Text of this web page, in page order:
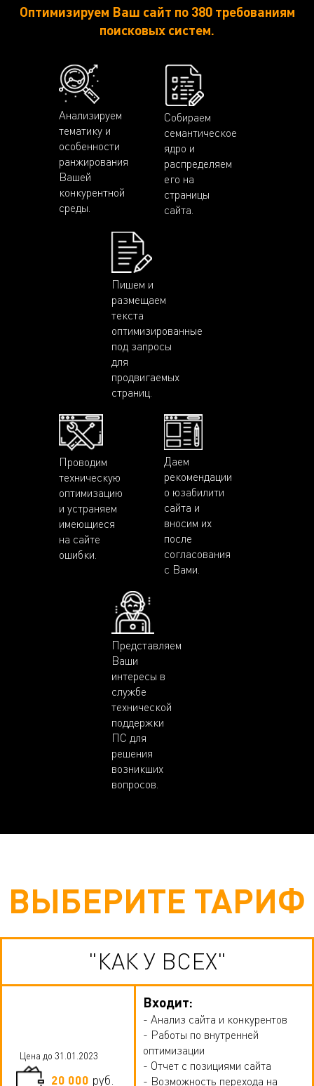
Оптимизируем Ваш сайт по 380 требованиям
поисковых систем.
Анализируем
тематику и
особенности
ранжирования
Вашей
конкурентной
среды.
Собираем
семантическое
ядро и
распределяем
его на
страницы
сайта.
Пишем и
размещаем
текста
оптимизированные
под запросы
для
продвигаемых
страниц.
Проводим
техническую
оптимизацию
и устраняем
имеющиеся
на сайте
ошибки.
Даем
рекомендации
о юзабилити
сайта и
вносим их
после
согласования
с Вами.
Представляем
Ваши
интересы в
службе
технической
поддержки
ПС для
решения
возникших
вопросов.
ВЫБЕРИТЕ ТАРИФ
"КАК У ВСЕХ"
Цена до 31.01.2023
20 000 руб.
Входит:
- Анализ сайта и конкурентов
- Работы по внутренней
оптимизации
- Отчет с позициями сайта
- Возможность перехода на